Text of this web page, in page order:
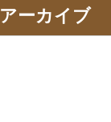
アーカイブ